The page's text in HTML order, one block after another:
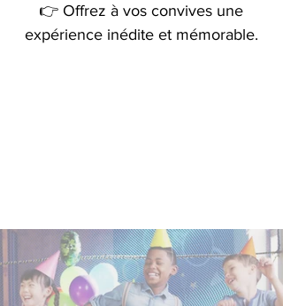
👉 Offrez à vos convives une
expérience inédite et mémorable.